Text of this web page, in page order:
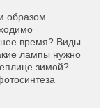
образом
время? Виды
лампы нужно
зимой?